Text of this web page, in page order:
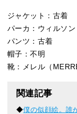
ジャケット：古着
パーカ：ウィルソン
パンツ：古着
帽子：不明
靴：メレル（
関連記事
◆僕の似顔絵。誰